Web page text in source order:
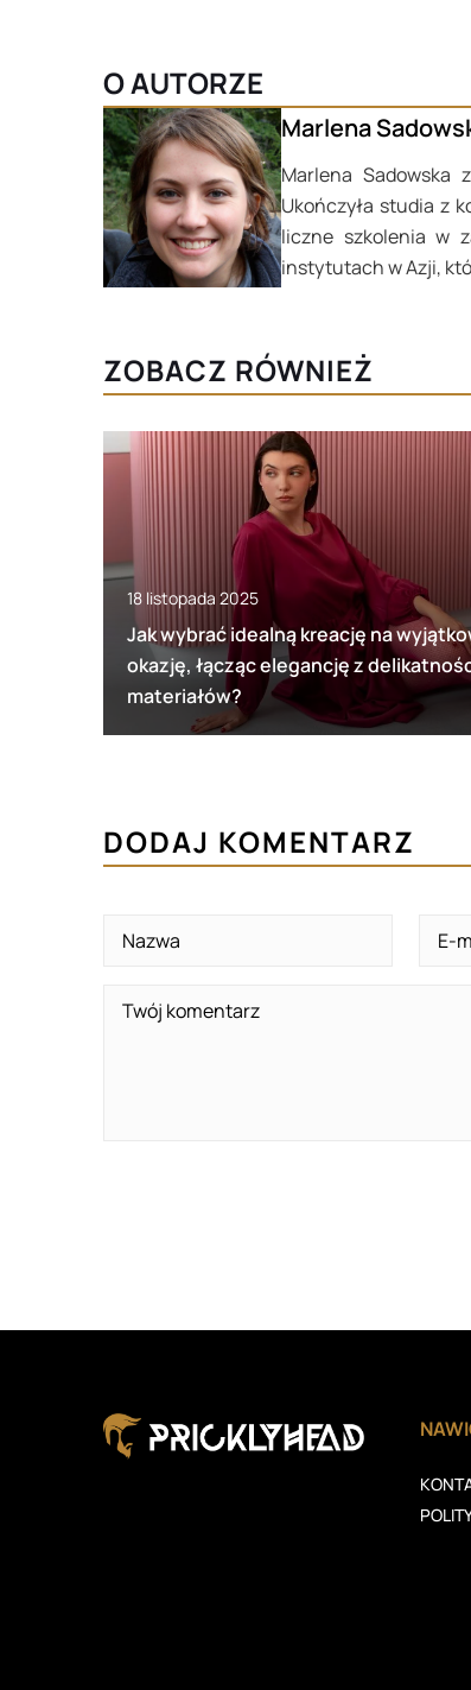
O AUTORZE
Marlena
Marlena Sadowska
Ukończyła studia z
liczne szkolenia w
instytutach w Azji,
ZOBACZ RÓWNIEŻ
18 listopada 2025
Jak wybrać idealną kreację na
okazję, łącząc elegancję z
materiałów?
DODAJ KOMENTARZ